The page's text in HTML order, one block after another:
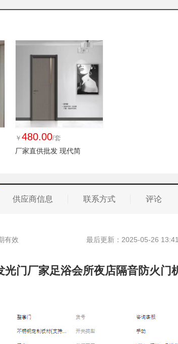
￥ 480.00/套
厂家直供批发 现代简
供应商信息 联系方式 评论
有效 最后更新：2025-05-26 13:41
光门厂家足浴会所夜店隔音防火门